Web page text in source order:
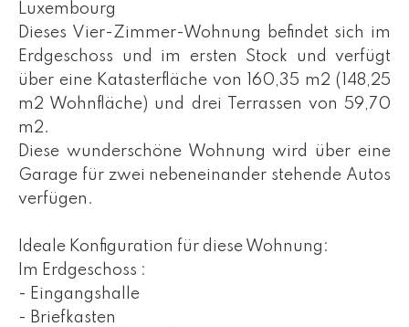
Luxembourg
Dieses Vier-Zimmer-Wohnung befindet sich im
Erdgeschoss und im ersten Stock und verfügt
über eine Katasterfläche von 160,35 m2 (148,25
m2 Wohnfläche) und drei Terrassen von 59,70
m2.
Diese wunderschöne Wohnung wird über eine
Garage für zwei nebeneinander stehende Autos
verfügen.
Ideale Konfiguration für diese Wohnung:
Im Erdgeschoss :
- Eingangshalle
- Briefkasten